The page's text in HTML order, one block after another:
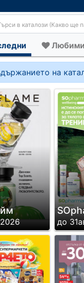
Любими
на
до